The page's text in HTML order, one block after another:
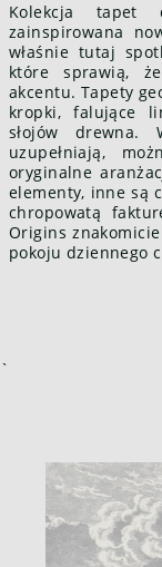
Kolekcja tapet
zainspirowana
właśnie tutaj
które sprawią,
akcentu. Tapety
kropki, falujące
słojów
uzupełniają,
oryginalne
elementy, inne są
chropowatą
Origins
pokoju dziennego
`